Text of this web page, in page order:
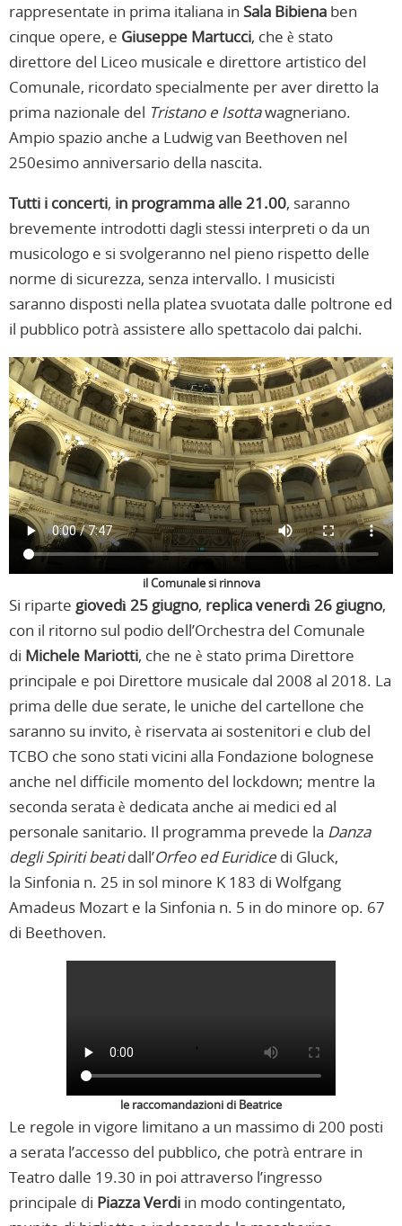
rappresentate in prima italiana in Sala Bibiena ben
cinque opere, e Giuseppe Martucci, che è stato
direttore del Liceo musicale e direttore artistico del
Comunale, ricordato specialmente per aver diretto la
prima nazionale del Tristano e Isottawagneriano.
Ampio spazio anche a Ludwig van Beethoven nel
250esimo anniversario della nascita.
Tutti i concerti, in programma alle 21.00, saranno
brevemente introdotti dagli stessi interpreti o da un
musicologo e si svolgeranno nel pieno rispetto delle
norme di sicurezza, senza intervallo. I musicisti
saranno disposti nella platea svuotata dalle poltrone ed
il pubblico potrà assistere allo spettacolo dai palchi.
il Comunale si rinnova
Si riparte giovedì 25 giugno, replica venerdì 26 giugno,
con il ritorno sul podio dell’Orchestra del Comunale
di Michele Mariotti, che ne è stato prima Direttore
principale e poi Direttore musicale dal 2008 al 2018. La
prima delle due serate, le uniche del cartellone che
saranno su invito, è riservata ai sostenitori e club del
TCBO che sono stati vicini alla Fondazione bolognese
anche nel difficile momento del lockdown; mentre la
seconda serata è dedicata anche ai medici ed al
personale sanitario. Il programma prevede la Danza
degli Spiriti beatidall’Orfeo ed Euridice di Gluck,
la Sinfonia n. 25 in sol minore K 183 di Wolfgang
Amadeus Mozart e la Sinfonia n. 5 in do minore op. 67
di Beethoven.
le raccomandazioni di Beatrice
Le regole in vigore limitano a un massimo di 200 posti
a serata l’accesso del pubblico, che potrà entrare in
Teatro dalle 19.30 in poi attraverso l’ingresso
principale di Piazza Verdi in modo contingentato,